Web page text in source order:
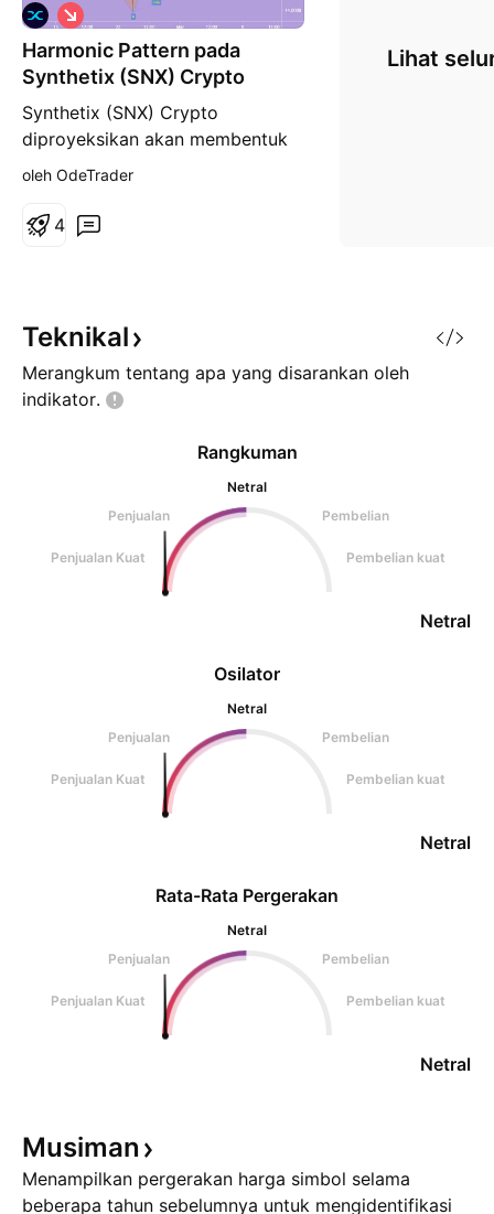
Harmonic Pattern pada
Synthetix (SNX) Crypto
Synthetix (SNX) Crypto
diproyeksikan akan membentuk
harmonic pattern. Masing2 Poin
menuju poin D untuk membentuk
5%
=======================
===== Disclaimer : Trad
P
e
n
u
a
l
a
oleh OdeTrader
4
Lihat
Teknikal
Merangkum tentang apa yang disarankan oleh
indikator.
Osilator
Netral
Penjualan
Pembelian
Penjualan Kuat Pembelian kuat
Netral
Rangkuman
Netral
Penjualan
Pembelian
Penjualan Kuat Pembelian kuat
Netral
Rata-Rata Pergerakan
Netral
Penjualan
Pembelian
Penjualan Kuat Pembelian kuat
Netral
Musiman
Menampilkan pergerakan harga simbol selama
beberapa tahun sebelumnya untuk mengidentifikasi